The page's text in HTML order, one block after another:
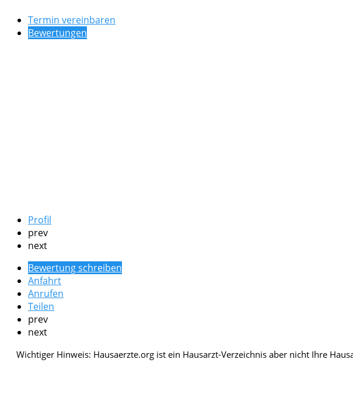
Termin vereinbaren
Bewertungen
Profil
prev
next
Bewertung schreiben
Anfahrt
Anrufen
Teilen
prev
next